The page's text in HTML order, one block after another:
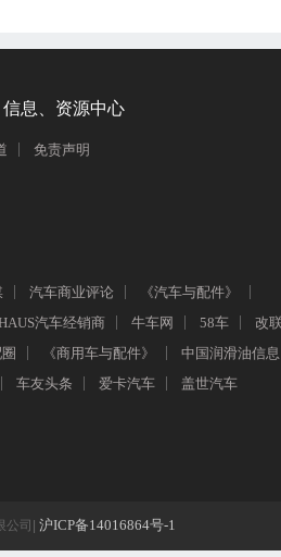
息、资源中心
免责声明
汽车商业评论
《汽车与配件》
汽车经销商 牛车网 58车
改
《商用车与配件》
中国润滑油信
车友头条 爱卡汽车 盖世汽车
司| 沪ICP备14016864号-1